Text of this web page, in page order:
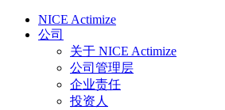
NICE Actimize
公司
关于 NICE Actimize
公司管理层
企业责任
投资人